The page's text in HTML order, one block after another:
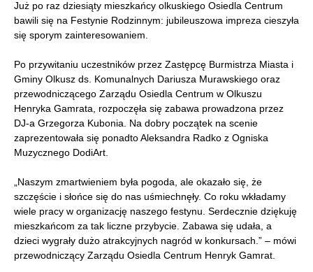
Już po raz dziesiąty mieszkańcy olkuskiego Osiedla Centrum
bawili się na Festynie Rodzinnym: jubileuszowa impreza cieszyła
się sporym zainteresowaniem.
Po przywitaniu uczestników przez Zastępcę Burmistrza Miasta i
Gminy Olkusz ds. Komunalnych Dariusza Murawskiego oraz
przewodniczącego Zarządu Osiedla Centrum w Olkuszu
Henryka Gamrata, rozpoczęła się zabawa prowadzona przez
DJ-a Grzegorza Kubonia. Na dobry początek na scenie
zaprezentowała się ponadto Aleksandra Radko z Ogniska
Muzycznego DodiArt.
„Naszym zmartwieniem była pogoda, ale okazało się, że
szczęście i słońce się do nas uśmiechnęły. Co roku wkładamy
wiele pracy w organizację naszego festynu. Serdecznie dziękuję
mieszkańcom za tak liczne przybycie. Zabawa się udała, a
dzieci wygrały dużo atrakcyjnych nagród w konkursach.” – mówi
przewodniczący Zarządu Osiedla Centrum Henryk Gamrat.